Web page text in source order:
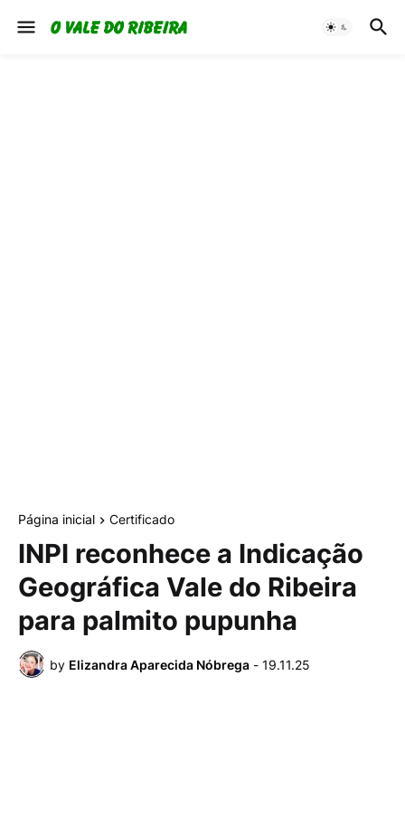
Página inicial Certificado
INPI reconhece a Indicação
Geográfica Vale do Ribeira
para palmito pupunha
by Elizandra Aparecida Nóbrega - 19.11.25